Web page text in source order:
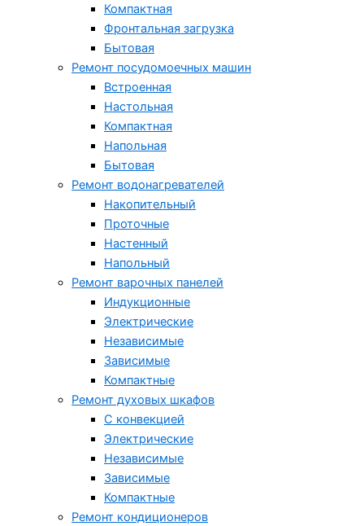
Компактная
Фронтальная загрузка
Бытовая
Ремонт посудомоечных машин
Встроенная
Настольная
Компактная
Напольная
Бытовая
Ремонт водонагревателей
Накопительный
Проточные
Настенный
Напольный
Ремонт варочных панелей
Индукционные
Электрические
Независимые
Зависимые
Компактные
Ремонт духовых шкафов
С конвекцией
Электрические
Независимые
Зависимые
Компактные
Ремонт кондиционеров